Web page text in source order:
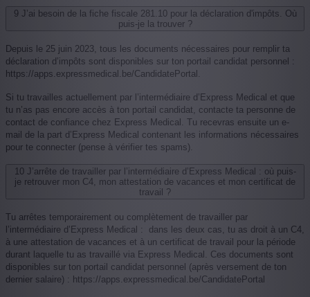
9
puis-je la trouver ?
Depuis le 25 juin 2023, tous les documents nécessaires pour remplir ta
déclaration d’impôts sont disponibles sur ton portail candidat personnel :
https://apps.expressmedical.be/CandidatePortal.
Si tu travailles actuellement par l’intermédiaire d’Express Medical et que
tu n’as pas encore accès à ton portail candidat, contacte ta personne de
contact de confiance chez Express Medical. Tu recevras ensuite un e-
mail de la part d’Express Medical contenant les informations nécessaires
pour te connecter (pense à vérifier tes spams).
10J’arrête de travailler par l’intermédiaire d’Express Medical : où puis-
je retrouver mon C4, mon attestation de vacances et mon certificat de
travail ?
Tu arrêtes temporairement ou complètement de travailler par
l’intermédiaire d’Express Medical : dans les deux cas, tu as droit à un C4,
à une attestation de vacances et à un certificat de travail pour la période
durant laquelle tu as travaillé via Express Medical. Ces documents sont
disponibles sur ton portail candidat personnel (après versement de ton
dernier salaire) : https://apps.expressmedical.be/CandidatePortal